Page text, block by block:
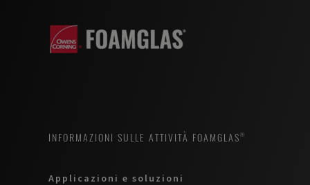
INFORMAZIONI SULLE ATTIVITÀ FOAMGLAS®
Applicazioni e soluzioni